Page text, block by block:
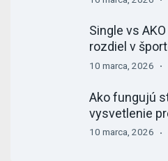
Single vs
rozdiel v
10 marca, 2026
Ako fungujú
vysvetlenie
10 marca, 2026